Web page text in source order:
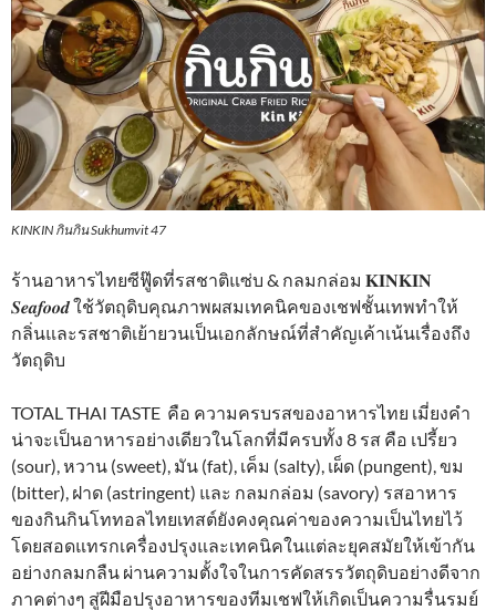
KINKIN กินกิน Sukhumvit 47
ร้านอาหารไทยซีฟู๊ดที่รสชาติแซ่บ & กลมกล่อม 𝐊𝐈𝐍𝐊𝐈𝐍
𝑺𝒆𝒂𝒇𝒐𝒐𝒅 ใช้วัตถุดิบคุณภาพผสมเทคนิคของเชฟชั้นเทพทำให้
กลิ่นและรสชาติเย้ายวนเป็นเอกลักษณ์ที่สำคัญเค้าเน้นเรื่องถึง
วัตถุดิบ
TOTAL THAI TASTE คือ ความครบรสของอาหารไทย เมี่ยงคำ
น่าจะเป็นอาหารอย่างเดียวในโลกที่มีครบทั้ง 8 รส คือ เปรี้ยว
(sour), หวาน (sweet), มัน (fat), เค็ม (salty), เผ็ด (pungent), ขม
(bitter), ฝาด (astringent) และ กลมกล่อม (savory) รสอาหาร
ของกินกินโททอลไทยเทสต์ยังคงคุณค่าของความเป็นไทยไว้
โดยสอดแทรกเครื่องปรุงและเทคนิคในแต่ละยุคสมัยให้เข้ากัน
อย่างกลมกลืน ผ่านความตั้งใจในการคัดสรรวัตถุดิบอย่างดีจาก
ภาคต่างๆ สู่ฝีมือปรุงอาหารของทีมเชฟให้เกิดเป็นความรื่นรมย์